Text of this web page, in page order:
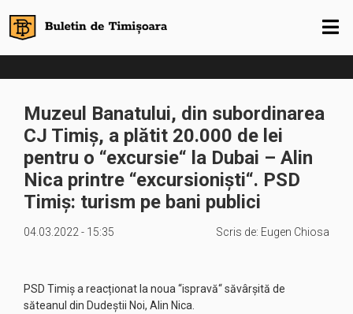
Muzeul Banatului, din subordinarea
CJ Timiș, a plătit 20.000 de lei
pentru o “excursie“ la Dubai – Alin
Nica printre “excursioniști“. PSD
Timiș: turism pe bani publici
04.03.2022 - 15:35 Scris de: Eugen Chiosa
PSD Timiș a reacționat la noua “ispravă“ săvârșită de
săteanul din Dudeștii Noi, Alin Nica.